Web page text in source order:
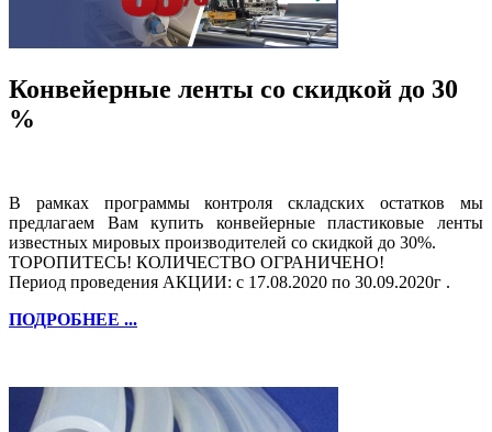
Конвейерные ленты со скидкой до 30
%
В рамках программы контроля складских остатков мы
предлагаем Вам купить конвейерные пластиковые ленты
известных мировых производителей со скидкой до 30%.
ТОРОПИТЕСЬ! КОЛИЧЕСТВО ОГРАНИЧЕНО!
Период проведения АКЦИИ: с 17.08.2020 по 30.09.2020г .
ПОДРОБНЕЕ ...